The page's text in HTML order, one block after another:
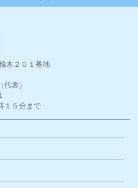
木２０１番地
表）
１５分まで